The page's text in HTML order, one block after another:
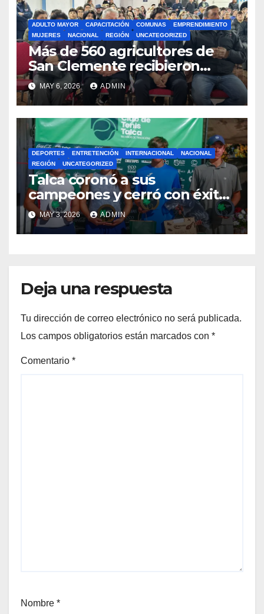
ADULTO MAYOR CAPACITACIÓN COMUNAS
EMPRENDIMIENTO
MUJERES
NACIONAL REGIÓN UNCATEGORIZED
Más de 560 agricultores de
San Clemente recibieron
incentivos de INDAP para
fortalecer la pequeña
agricultura
MAY 6, 2026 ADMIN
DEPORTES ENTRETENCIÓN INTERNACIONAL
NACIONAL
REGIÓN
UNCATEGORIZED
Talca coronó a sus
campeones y cerró con éxito
torneo internacional junior
MAY 3, 2026 ADMIN
Deja una respuesta
Tu dirección de correo electrónico no será publicada.
Los campos obligatorios están marcados con *
Comentario *
Nombre *